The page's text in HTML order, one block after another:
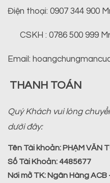
Điện thoại: 0907 344 900
CSKH : 0786 500 999
Email:
THANH TOÁN
Quý Khách vui lòng
dưới đây:
Tên Tài khoản: PHẠM VĂN
Số Tài Khoản:4485677
Nơi mở TK: Ngân Hàng ACB